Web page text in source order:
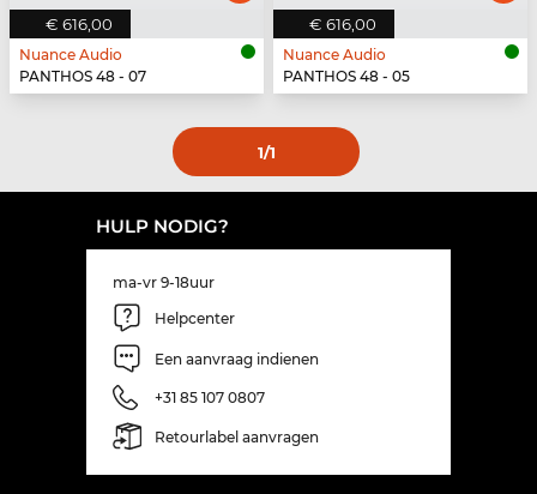
€ 616,00
Nuance Audio
PANTHOS 48 - 07
€ 616,00
Nuance Audio
PANTHOS 48 - 05
1/1
HULP NODIG?
ma-vr 9-18uur
Helpcenter
Een aanvraag indienen
+31 85 107 0807
Retourlabel aanvragen